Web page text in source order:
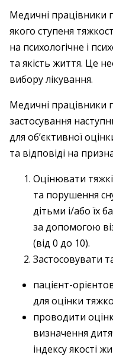
Медичні працівники
якого ступеня
на психологічне і
та якість життя. Це
вибору лікування.
Медичні працівники
застосування
для об’єктивної
та відповіді на
Оцінювати
та порушення
дітьми і/або їх
за допомогою
(від 0 до 10).
Застосовувати
пацієнт-
для оцінки
проводити
визначення
індексу якості